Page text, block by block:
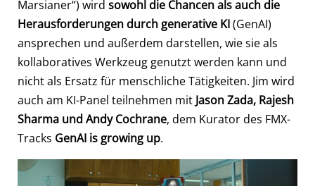
Marsianer“) wird sowohl die Chancen als auch die
Herausforderungen durch generative KI(GenAI)
ansprechen und außerdem darstellen, wie sie als
kollaboratives Werkzeug genutzt werden kann und
nicht als Ersatz für menschliche Tätigkeiten. Jim wird
auch am KI-Panel teilnehmen mit Jason Zada, Rajesh
Sharma und Andy Cochrane, dem Kurator des FMX-
Tracks GenAI is growing up.